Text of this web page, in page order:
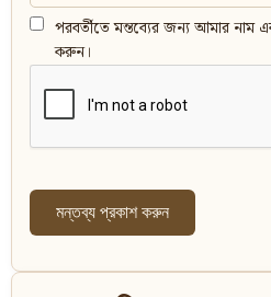
পরবর্তীতে মন্তব্যের জন্য আমার নাম
করুন।